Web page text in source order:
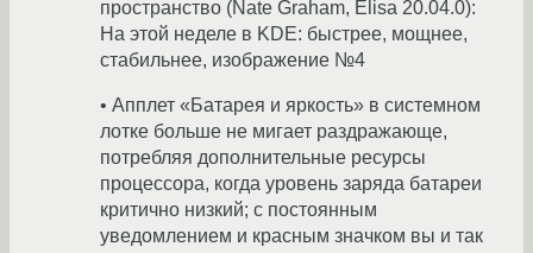
пространство (Nate Graham, Elisa 20.04.0):
На этой неделе в KDE: быстрее, мощнее,
стабильнее, изображение №4
• Апплет «Батарея и яркость» в системном
лотке больше не мигает раздражающе,
потребляя дополнительные ресурсы
процессора, когда уровень заряда батареи
критично низкий; с постоянным
уведомлением и красным значком вы и так